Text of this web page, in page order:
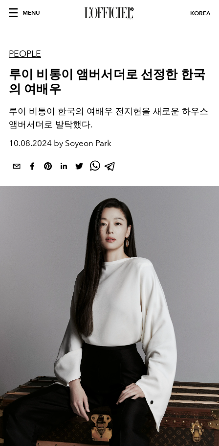
MENU KOREA
PEOPLE
루이 비통이 앰버서더로 선정한 한국
의 여배우
루이 비통이 한국의 여배우 전지현을 새로운 하우스
앰버서더로 발탁했다.
10.08.2024 by Soyeon Park